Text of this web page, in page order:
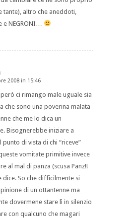
tante), altro che aneddoti,
e NEGRONI…
2008 in 15:46
ci rimango male uguale sia
che sono una poverina malata
che me lo dica un
Bisognerebbe iniziare a
punto di vista di chi “riceve”
vomitate primitive invece
al mal di panza (scusa Panz!!
dice. So che difficilmente si
di un ottantenne ma
dovermene stare lì in silenzio
con qualcuno che magari